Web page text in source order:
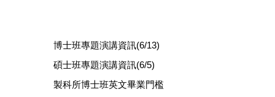
博士班專題演講資訊(6/13)
碩士班專題演講資訊(6/5)
製科所博士班英文畢業門檻